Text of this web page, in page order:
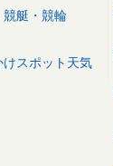
競艇・競輪
けスポット天気